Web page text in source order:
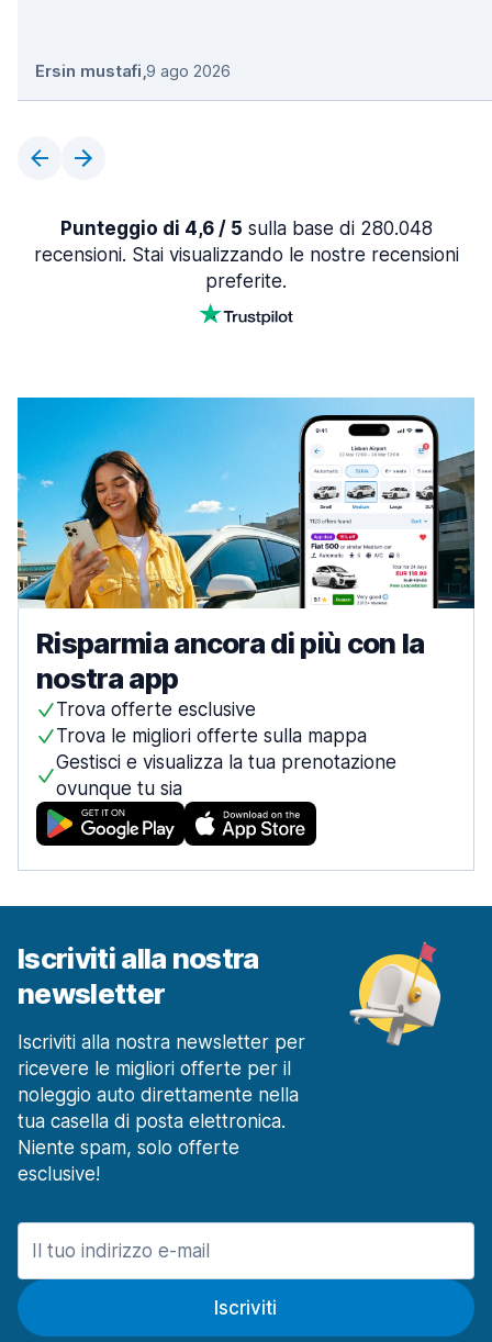
Ersin mustafi,9 ago 2026
Punteggio di 4,6 / 5 sulla base di 280.048
recensioni. Stai visualizzando le nostre recensioni
preferite.
Risparmia ancora di più con la
nostra app
Trova offerte esclusive
Trova le migliori offerte sulla mappa
Gestisci e visualizza la tua prenotazione
ovunque tu sia
Iscriviti alla nostra
newsletter
Iscriviti alla nostra newsletter per
ricevere le migliori offerte per il
noleggio auto direttamente nella
tua casella di posta elettronica.
Niente spam, solo offerte
esclusive!
Iscriviti